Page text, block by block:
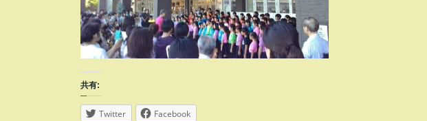
共有:
Twitter Facebook